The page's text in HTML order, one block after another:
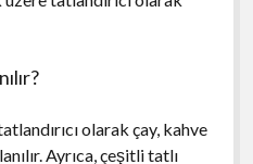
olarak çay, kahve
Ayrıca, çeşitli tatlı